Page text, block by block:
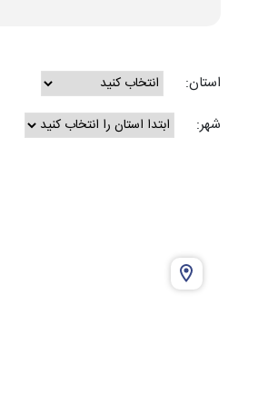
استان:
شهر: